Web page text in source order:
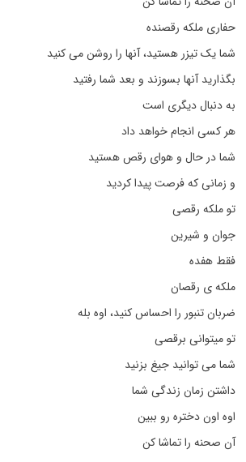
حفاری ملکه رقصنده
شما یک تیزر هستید، آنها را روشن می کنید
بگذارید آنها بسوزند و بعد شما رفتید
به دنبال دیگری است
هر کسی انجام خواهد داد
شما در حال و هوای رقص هستید
و زمانی که فرصت پیدا کردید
تو ملکه رقصی
جوان و شیرین
فقط هفده
ملکه ی رقصان
ضربان تنبور را احساس کنید، اوه بله
تو میتوانی برقصی
شما می توانید جیغ بزنید
داشتن زمان زندگی شما
اوه اون دختره رو ببین
آن صحنه را تماشا کن